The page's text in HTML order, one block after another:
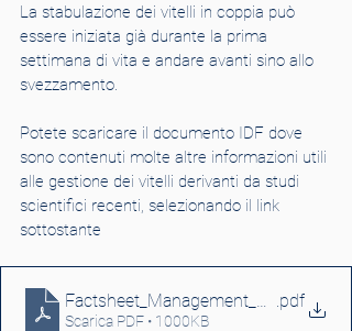
La stabulazione dei vitelli in coppia può
essere iniziata già durante la prima
settimana di vita e andare avanti sino allo
svezzamento.
Potete scaricare il documento IDF dove
sono contenuti molte altre informazioni utili
alle gestione dei vitelli derivanti da studi
scientifici recenti, selezionando il link
sottostante
.pdf
Scarica PDF • 1000KB